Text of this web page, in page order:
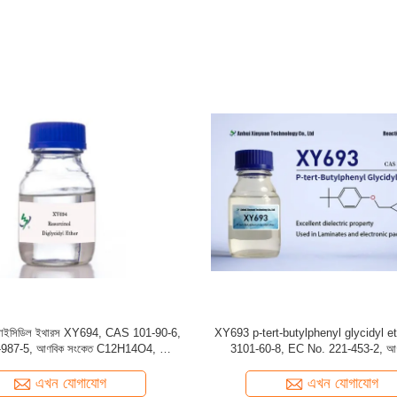
গ্লিসিডিল ইথার C10H12O2
রাসায়নিক প্রতিরোধী লেপ জন্য
এখন যোগাযোগ
XY691 ক্রিসল গ্লাইসিডিল ইথার হালকা
পরিষ্কার করার জন্য
এখন যোগাযোগ